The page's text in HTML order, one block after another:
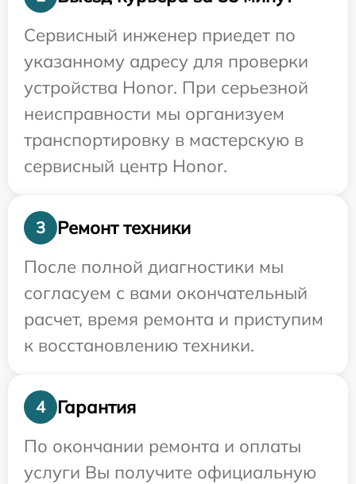
Сервисный инженер приедет по
указанному адресу для проверки
устройства Honor. При серьезной
неисправности мы организуем
транспортировку в мастерскую в
сервисный центр Honor.
3
Ремонт техники
После полной диагностики мы
согласуем с вами окончательный
расчет, время ремонта и приступим
к восстановлению техники.
4
Гарантия
По окончании ремонта и оплаты
услуги Вы получите официальную